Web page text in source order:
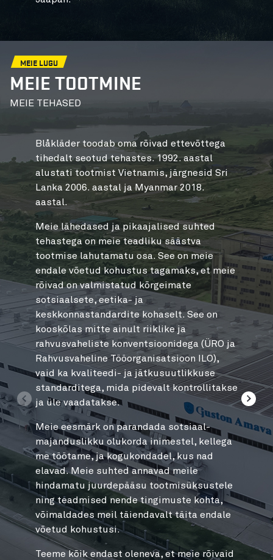
MEIE LUGU
MEIE TOOTMINE
MEIE TEHASED
Blåkläder toodab oma rõivad ettevõttega
tihedalt seotud tehastes. 1992. aastal
alustati tootmist Vietnamis, järgnesid Sri
Lanka 2006. aastal ja Myanmar 2018.
aastal.
Meie lähedased ja pikaajalised suhted
tehastega on meie teadliku säästva
tootmise lahutamatu osa. See on meie
endale võetud kohustus tagamaks, et meie
rõivad on valmistatud kõrgeimate
sotsiaalsete, eetika- ja
keskkonnastandardite kohaselt. See on
kooskõlas mitte ainult riiklike ja
rahvusvaheliste konventsioonidega (ÜRO ja
Rahvusvaheline Tööorganisatsioon ILO),
vaid ka kvaliteedi- ja jätkusuutlikkuse
standarditega, mida pidevalt kontrollitakse
ja üle vaadatakse.
Meie eesmärk on parandada sotsiaal-
majanduslikku olukorda inimestel, kellega
me töötame, ja kogukondadel, kus nad
elavad. Meie suhted annavad meile
hindamatu juurdepääsu tootmisüksustele
ning teadmised nende tingimuste kohta,
võimaldades meil täiendavalt täita endale
võetud kohustusi.
Teeme kõik endast oleneva, et meie rõivaid
iga
samal
Meie
tõhus
arukat
kõiki
Ja